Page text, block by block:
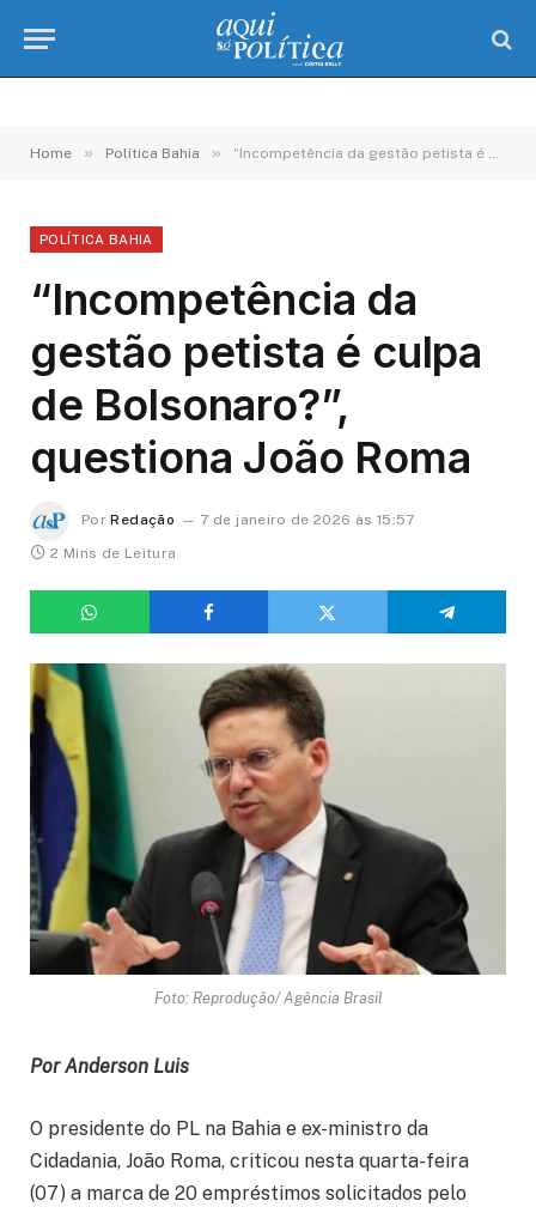
Home » Política Bahia » “Incompetência da gestão petista é culpa de Bolsonaro?”, questiona João Roma
POLÍTICA BAHIA
“Incompetência da
gestão petista é culpa
de Bolsonaro?”,
questiona João Roma
Por Redação
7 de janeiro de 2026 às 15:57
2 Mins de Leitura
Foto: Reprodução/ Agência Brasil
Por Anderson Luis
O presidente do PL na Bahia e ex-ministro da
Cidadania, João Roma, criticou nesta quarta-feira
(07) a marca de 20 empréstimos solicitados pelo